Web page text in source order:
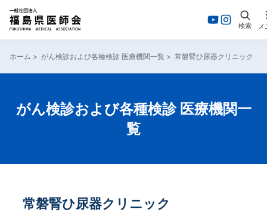
検索 メ
ホーム > がん検診および各種検診 医療機関一覧 > 常磐腎ひ尿器クリニック
がん検診および各種検診 医療機関一
覧
常磐腎ひ尿器クリニック